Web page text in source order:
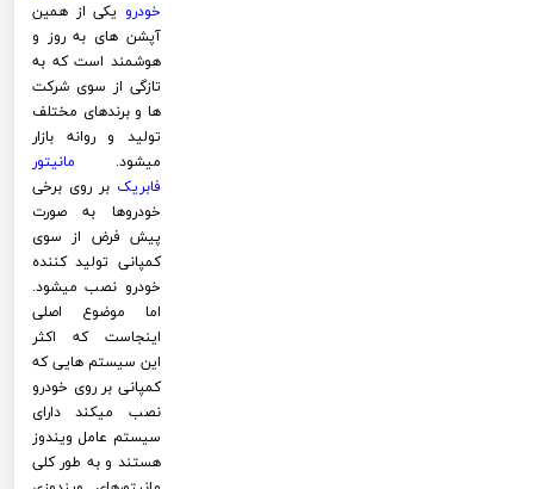
خودرو یکی از همین
آپشن های به روز و
هوشمند است که به
تازگی از سوی شرکت
ها و برندهای مختلف
تولید و روانه بازار
میشود. مانیتور
فابریک بر روی برخی
خودروها به صورت
پیش فرض از سوی
کمپانی تولید کننده
خودرو نصب میشود.
اما موضوع اصلی
اینجاست که اکثر
این سیستم هایی که
کمپانی بر روی خودرو
نصب میکند دارای
سیستم عامل ویندوز
هستند و به طور کلی